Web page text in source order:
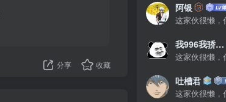
分享 收藏
阿银
我996我骄傲了么
吐槽君